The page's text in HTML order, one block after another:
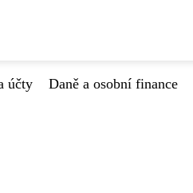
účty Daně a osobní finance